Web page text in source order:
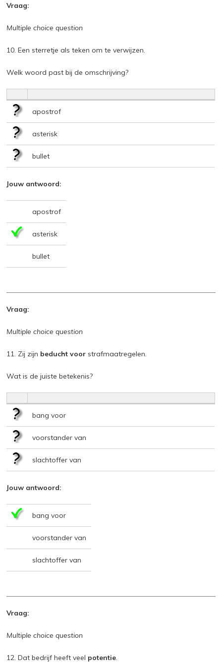
Vraag:
Multiple choice question
10. Een sterretje als teken om te verwijzen.
Welk woord past bij de omschrijving?
apostrof
asterisk
bullet
Jouw antwoord:
apostrof
asterisk
bullet
Vraag:
Multiple choice question
11. Zij zijn beducht voor strafmaatregelen.
Wat is de juiste betekenis?
bang voor
voorstander van
slachtoffer van
Jouw antwoord:
bang voor
voorstander van
slachtoffer van
Vraag:
Multiple choice question
12. Dat bedrijf heeft veel potentie.